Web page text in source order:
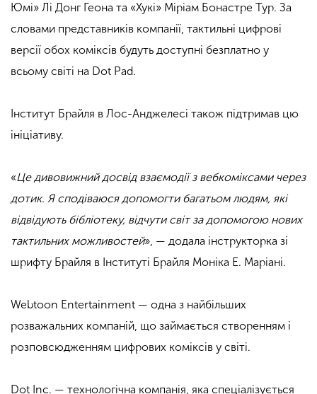
Юмі» Лі Донг Геона та «Хукі» Міріам Бонастре Тур. За
словами представників компанії, тактильні цифрові
версії обох коміксів будуть доступні безплатно у
всьому світі на Dot Pad.
Інститут Брайля в Лос-Анджелесі також підтримав цю
ініціативу.
«Це дивовижний досвід взаємодії з вебкоміксами через
дотик. Я сподіваюся допомогти багатьом людям, які
відвідують бібліотеку, відчути світ за допомогою нових
тактильних можливостей», — додала інструкторка зі
шрифту Брайля в Інституті Брайля Моніка Е. Маріані.
Webtoon Entertainment — одна з найбільших
розважальних компаній, що займається створенням і
розповсюдженням цифрових коміксів у світі.
Dot Inc. — технологічна компанія, яка спеціалізується